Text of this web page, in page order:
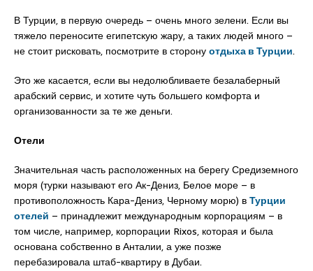
В Турции, в первую очередь – очень много зелени. Если вы
тяжело переносите египетскую жару, а таких людей много –
не стоит рисковать, посмотрите в сторонуотдыха в Турции.
Это же касается, если вы недолюбливаете безалаберный
арабский сервис, и хотите чуть большего комфорта и
организованности за те же деньги.
Отели
Значительная часть расположенных на берегу Средиземного
моря (турки называют его Ак-Дениз, Белое море – в
противоположность Кара-Дениз, Черному морю) вТурции
отелей – принадлежит международным корпорациям – в
том числе, например, корпорации Rixos, которая и была
основана собственно в Анталии, а уже позже
перебазировала штаб-квартиру в Дубаи.